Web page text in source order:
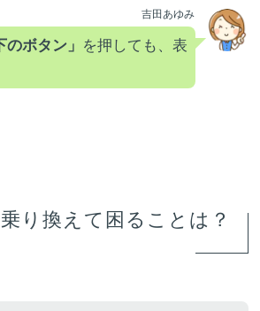
吉田あゆみ
のボタン」 を押しても、表
り換えて困ることは？